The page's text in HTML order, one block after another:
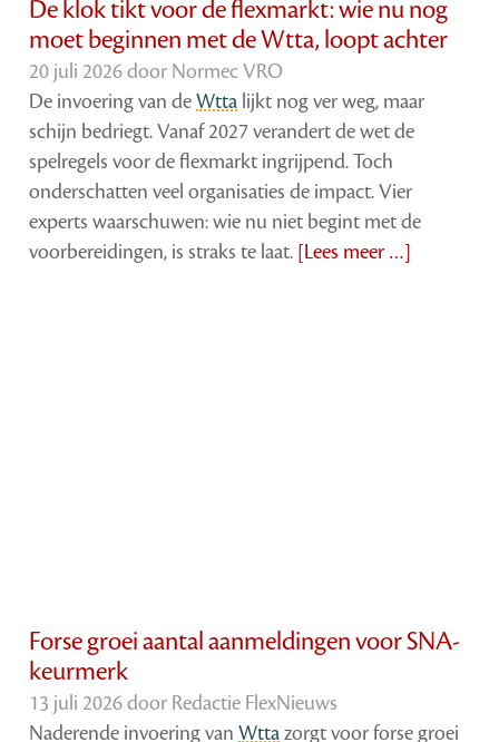
De klok tikt voor de flexmarkt: wie nu nog
moet beginnen met de Wtta, loopt achter
20 juli 2026 door Normec VRO
De invoering van deWtta lijkt nog ver weg, maar
schijn bedriegt. Vanaf 2027 verandert de wet de
spelregels voor de flexmarkt ingrijpend. Toch
onderschatten veel organisaties de impact. Vier
experts waarschuwen: wie nu niet begint met de
voorbereidingen, is straks te laat. [Lees meer …]
Forse groei aantal aanmeldingen voor SNA-
keurmerk
13 juli 2026 door Redactie FlexNieuws
Naderende invoering vanWttazorgt voor forse groei